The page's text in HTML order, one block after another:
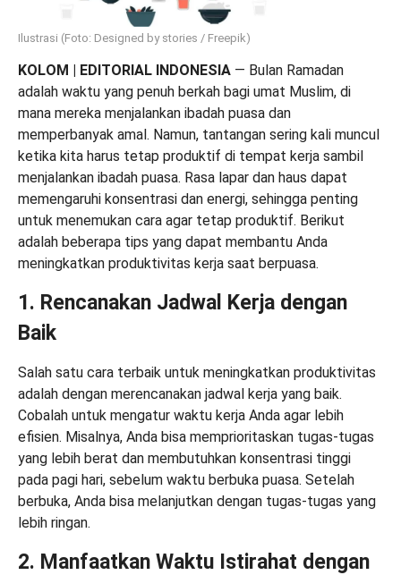
Ilustrasi (Foto: Designed by stories / Freepik)
KOLOM | EDITORIAL INDONESIA — Bulan Ramadan
adalah waktu yang penuh berkah bagi umat Muslim, di
mana mereka menjalankan ibadah puasa dan
memperbanyak amal. Namun, tantangan sering kali muncul
ketika kita harus tetap produktif di tempat kerja sambil
menjalankan ibadah puasa. Rasa lapar dan haus dapat
memengaruhi konsentrasi dan energi, sehingga penting
untuk menemukan cara agar tetap produktif. Berikut
adalah beberapa tips yang dapat membantu Anda
meningkatkan produktivitas kerja saat berpuasa.
1. Rencanakan Jadwal Kerja dengan
Baik
Salah satu cara terbaik untuk meningkatkan produktivitas
adalah dengan merencanakan jadwal kerja yang baik.
Cobalah untuk mengatur waktu kerja Anda agar lebih
efisien. Misalnya, Anda bisa memprioritaskan tugas-tugas
yang lebih berat dan membutuhkan konsentrasi tinggi
pada pagi hari, sebelum waktu berbuka puasa. Setelah
berbuka, Anda bisa melanjutkan dengan tugas-tugas yang
lebih ringan.
2. Manfaatkan Waktu Istirahat dengan